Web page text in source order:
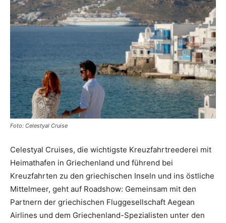
Reiseempfehlungen.
Foto: Celestyal Cruise
Celestyal Cruises, die wichtigste Kreuzfahrtreederei mit
Heimathafen in Griechenland und führend bei
Kreuzfahrten zu den griechischen Inseln und ins östliche
Mittelmeer, geht auf Roadshow: Gemeinsam mit den
Partnern der griechischen Fluggesellschaft Aegean
Airlines und dem Griechenland-Spezialisten unter den